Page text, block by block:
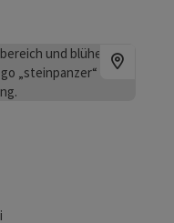
Cafe Steinparzer